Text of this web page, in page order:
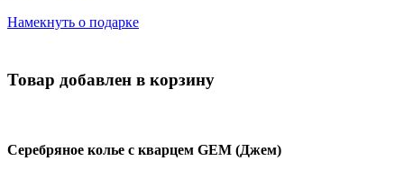
Намекнуть о подарке
Товар добавлен в корзину
Серебряное колье с кварцем GEM (Джем)